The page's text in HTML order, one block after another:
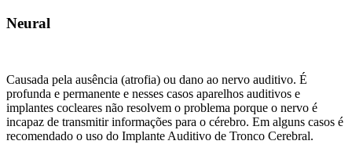
Neural
Causada pela ausência (atrofia) ou dano ao nervo auditivo. É
profunda e permanente e nesses casos aparelhos auditivos e
implantes cocleares não resolvem o problema porque o nervo é
incapaz de transmitir informações para o cérebro. Em alguns casos é
recomendado o uso do Implante Auditivo de Tronco Cerebral.